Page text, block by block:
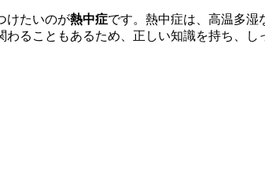
けたいのが熱中症です。熱中症は、高温多湿
ることもあるため、正しい知識を持ち、し